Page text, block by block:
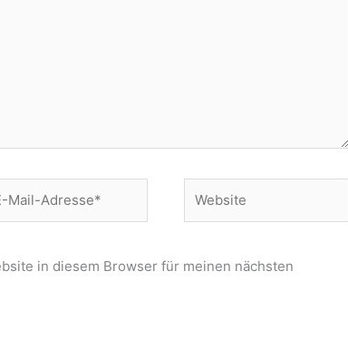
in diesem Browser für meinen nächsten